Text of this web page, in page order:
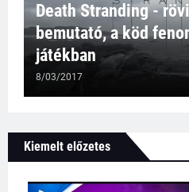
Death Stranding -
bemutató, a köd
játékban
8/03/2017
Kiemelt előzetes